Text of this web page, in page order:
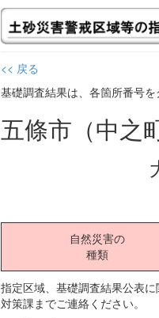
<< 戻る
基礎調査結果は、各箇所番号
五條市（中之
自然災害の
種類
指定区域、基礎調査結果公表
対策課までご連絡ください。